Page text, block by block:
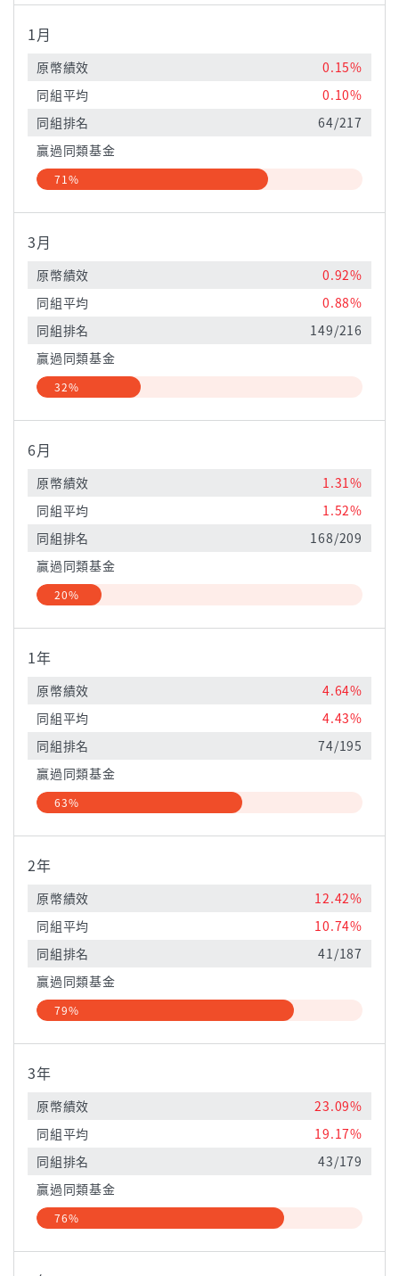
1月
原幣績效
0.15%
同組平均
0.10%
同組排名
64/217
贏過同類基金
71%
3月
原幣績效
0.92%
同組平均
0.88%
同組排名
149/216
贏過同類基金
32%
6月
原幣績效
1.31%
同組平均
1.52%
同組排名
168/209
贏過同類基金
20%
1年
原幣績效
4.64%
同組平均
4.43%
同組排名
74/195
贏過同類基金
63%
2年
原幣績效
12.42%
同組平均
10.74%
同組排名
41/187
贏過同類基金
79%
3年
原幣績效
23.09%
同組平均
19.17%
同組排名
43/179
贏過同類基金
76%